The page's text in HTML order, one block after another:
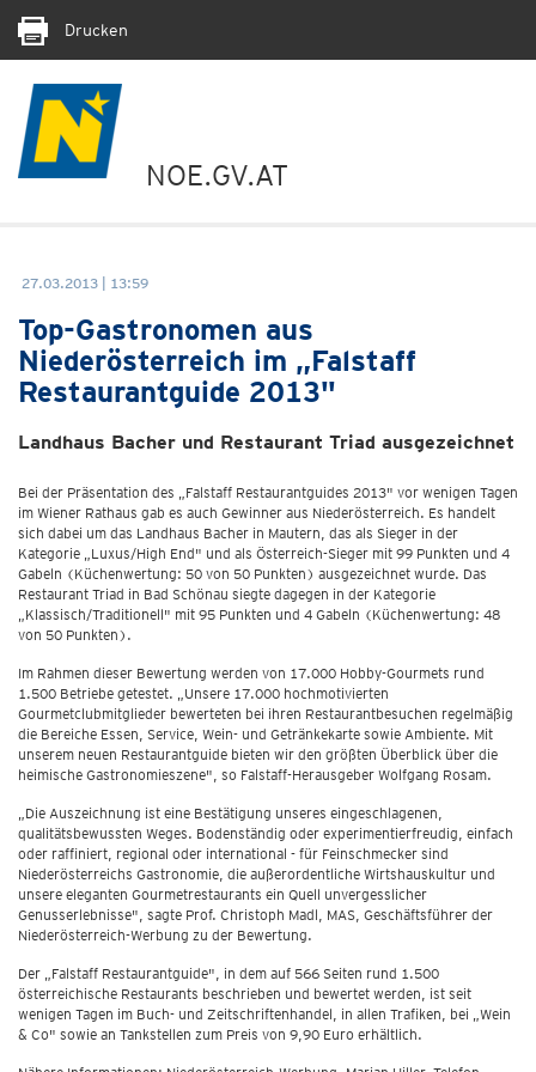
Drucken
NOE.GV.AT
27.03.2013 | 13:59
Top-Gastronomen aus
Niederösterreich im „Falstaff
Restaurantguide 2013"
Landhaus Bacher und Restaurant Triad ausgezeichnet
Bei der Präsentation des „Falstaff Restaurantguides 2013" vor wenigen Tagen
im Wiener Rathaus gab es auch Gewinner aus Niederösterreich. Es handelt
sich dabei um das Landhaus Bacher in Mautern, das als Sieger in der
Kategorie „Luxus/High End" und als Österreich-Sieger mit 99 Punkten und 4
Gabeln (Küchenwertung: 50 von 50 Punkten) ausgezeichnet wurde. Das
Restaurant Triad in Bad Schönau siegte dagegen in der Kategorie
„Klassisch/Traditionell" mit 95 Punkten und 4 Gabeln (Küchenwertung: 48
von 50 Punkten).
Im Rahmen dieser Bewertung werden von 17.000 Hobby-Gourmets rund
1.500 Betriebe getestet. „Unsere 17.000 hochmotivierten
Gourmetclubmitglieder bewerteten bei ihren Restaurantbesuchen regelmäßig
die Bereiche Essen, Service, Wein- und Getränkekarte sowie Ambiente. Mit
unserem neuen Restaurantguide bieten wir den größten Überblick über die
heimische Gastronomieszene", so Falstaff-Herausgeber Wolfgang Rosam.
„Die Auszeichnung ist eine Bestätigung unseres eingeschlagenen,
qualitätsbewussten Weges. Bodenständig oder experimentierfreudig, einfach
oder raffiniert, regional oder international - für Feinschmecker sind
Niederösterreichs Gastronomie, die außerordentliche Wirtshauskultur und
unsere eleganten Gourmetrestaurants ein Quell unvergesslicher
Genusserlebnisse", sagte Prof. Christoph Madl, MAS, Geschäftsführer der
Niederösterreich-Werbung zu der Bewertung.
Der „Falstaff Restaurantguide", in dem auf 566 Seiten rund 1.500
österreichische Restaurants beschrieben und bewertet werden, ist seit
wenigen Tagen im Buch- und Zeitschriftenhandel, in allen Trafiken, bei „Wein
& Co" sowie an Tankstellen zum Preis von 9,90 Euro erhältlich.